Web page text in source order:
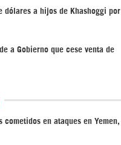
dólares a hijos de Khashoggi por
a Gobierno que cese venta de
cometidos en ataques en Yemen,